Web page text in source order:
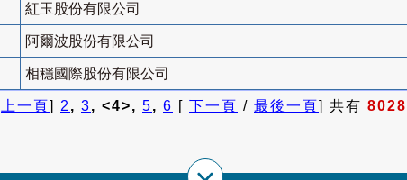
紅玉股份有限公司
阿爾波股份有限公司
相穩國際股份有限公司
上一頁] 2, 3, <4>, 5, 6 [ 下一頁 / 最後一頁] 共有 8028